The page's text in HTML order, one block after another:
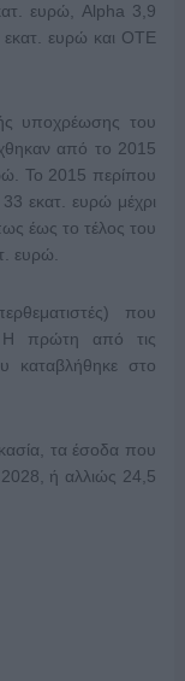
ευρώ, Alpha 3,9
ευρώ και ΟΤΕ
υποχρέωσης του
από το 2015
Το 2015 περίπου
εκατ. ευρώ μέχρι
έως το τέλος του
ευρώ.
που
Η πρώτη από τις
καταβλήθηκε στο
τα έσοδα που
2028, ή αλλιώς 24,5